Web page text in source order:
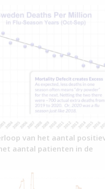
van het aantal
aantal patienten in de